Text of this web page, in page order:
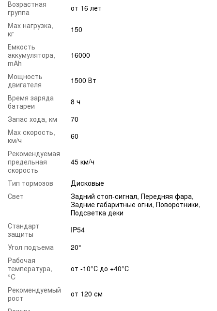
Возрастная
группа
от 16 лет
Mаx нагрузка,
кг
150
Емкость
аккумулятора,
mAh
16000
Мощность
двигателя
1500 Вт
Время заряда
батареи
8 ч
Запас хода, км
70
Max скорость,
км/ч
60
Рекомендуемая
предельная
скорость
45 км/ч
Тип тормозов
Дисковые
Свет
Задний стоп-сигнал, Передняя фара,
Задние габаритные огни, Поворотники,
Подсветка деки
Стандарт
защиты
IP54
Угол подъема
20°
Рабочая
температура,
°C
от -10°С до +40°С
Рекомендуемый
рост
от 120 см